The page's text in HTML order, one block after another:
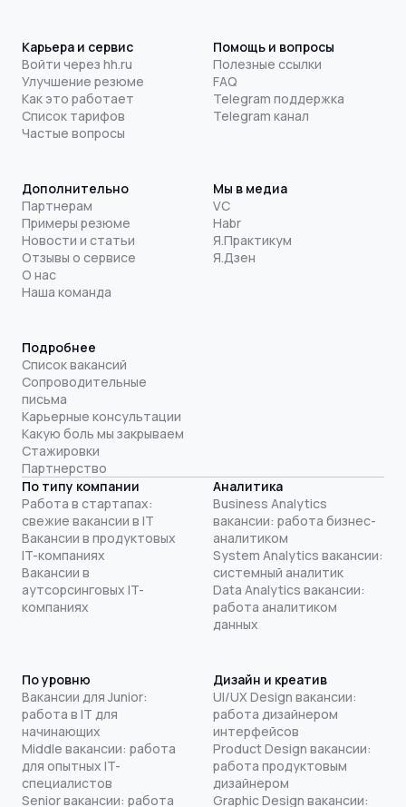
Карьера и сервис
Войти через hh.ru
Улучшение резюме
Как это работает
Список тарифов
Частые вопросы
Помощь и вопросы
Полезные ссылки
FAQ
Telegram поддержка
Telegram канал
Дополнительно
Партнерам
Примеры резюме
Новости и статьи
Отзывы о сервисе
О нас
Наша команда
Мы в медиа
VC
Habr
Я.Практикум
Я.Дзен
Подробнее
Список вакансий
Сопроводительные
письма
Карьерные консультации
Какую боль мы закрываем
Стажировки
Партнерство
По типу компании
Работа в стартапах:
свежие вакансии в IT
Вакансии в продуктовых
IT-компаниях
Вакансии в
аутсорсинговых IT-
компаниях
Аналитика
Business Analytics
вакансии: работа бизнес-
аналитиком
System Analytics вакансии:
системный аналитик
Data Analytics вакансии:
работа аналитиком
данных
По уровню
Вакансии для Junior:
работа в IT для
начинающих
Middle вакансии: работа
для опытных IT-
специалистов
Senior вакансии: работа
Дизайн и креатив
UI/UX Design вакансии:
работа дизайнером
интерфейсов
Product Design вакансии:
работа продуктовым
дизайнером
Graphic Design вакансии: